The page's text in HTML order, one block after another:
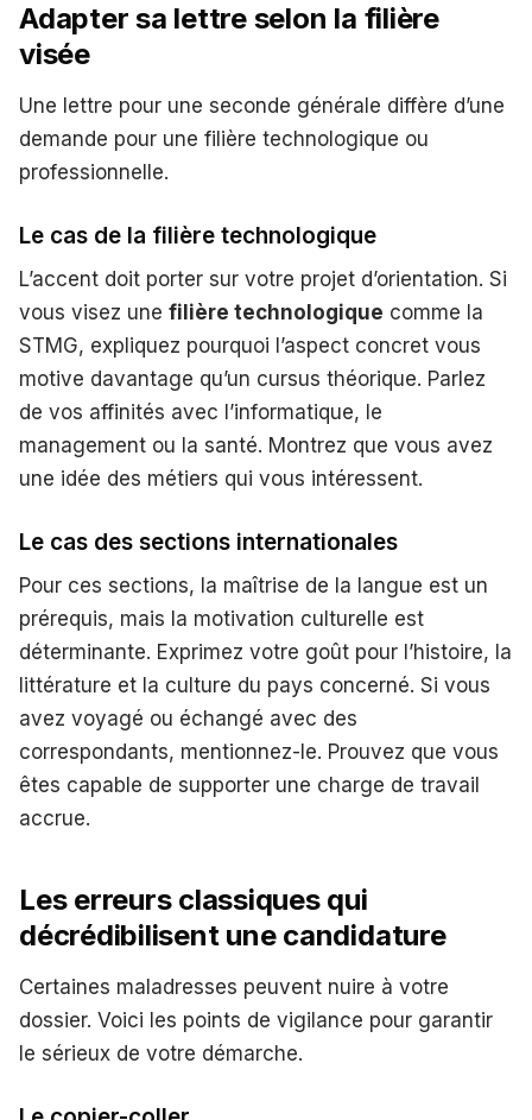
Adapter sa lettre selon la filière
visée
Une lettre pour une seconde générale diffère d’une
demande pour une filière technologique ou
professionnelle.
Le cas de la filière technologique
L’accent doit porter sur votre projet d’orientation. Si
vous visez une filière technologique comme la
STMG, expliquez pourquoi l’aspect concret vous
motive davantage qu’un cursus théorique. Parlez
de vos affinités avec l’informatique, le
management ou la santé. Montrez que vous avez
une idée des métiers qui vous intéressent.
Le cas des sections internationales
Pour ces sections, la maîtrise de la langue est un
prérequis, mais la motivation culturelle est
déterminante. Exprimez votre goût pour l’histoire, la
littérature et la culture du pays concerné. Si vous
avez voyagé ou échangé avec des
correspondants, mentionnez-le. Prouvez que vous
êtes capable de supporter une charge de travail
accrue.
Les erreurs classiques qui
décrédibilisent une candidature
Certaines maladresses peuvent nuire à votre
dossier. Voici les points de vigilance pour garantir
le sérieux de votre démarche.